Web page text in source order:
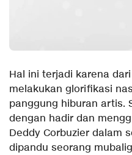
Hal ini terjadi karena
melakukan glorifikasi
panggung hiburan artis.
dengan hadir dan
Deddy Corbuzier dalam
dipandu seorang